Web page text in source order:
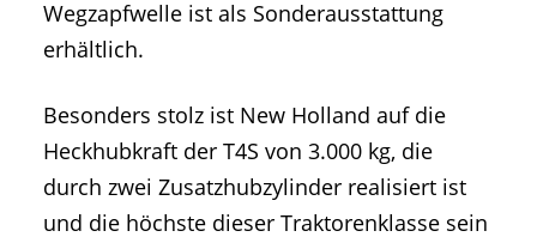
Wegzapfwelle ist als Sonderausstattung
erhältlich.
Besonders stolz ist New Holland auf die
Heckhubkraft der T4S von 3.000 kg, die
durch zwei Zusatzhubzylinder realisiert ist
und die höchste dieser Traktorenklasse sein